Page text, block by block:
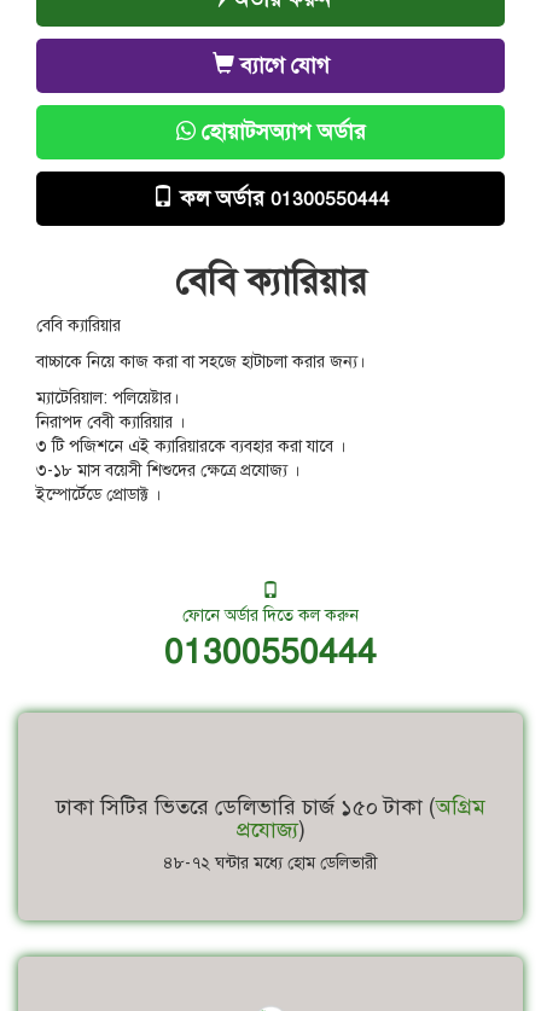
ব্যাগে যোগ
হোয়াটসঅ্যাপ অর্ডার
কল অর্ডার 01300550444
বেবি ক্যারিয়ার
বেবি ক্যারিয়ার
বাচ্চাকে নিয়ে কাজ করা বা সহজে হাটাচলা করার জন্য।
ম্যাটেরিয়াল: পলিয়েষ্টার।
নিরাপদ বেবী ক্যারিয়ার ।
৩ টি পজিশনে এই ক্যারিয়ারকে ব্যবহার করা যাবে ।
৩-১৮ মাস বয়েসী শিশুদের ক্ষেত্রে প্রযোজ্য ।
ইম্পোর্টেডে প্রোডাক্ট ।
ফোনে অর্ডার দিতে কল করুন
01300550444
ঢাকা সিটির ভিতরে ডেলিভারি চার্জ ১৫০ টাকা (অগ্রিম
প্রযোজ্য)
৪৮-৭২ ঘন্টার মধ্যে হোম ডেলিভারী